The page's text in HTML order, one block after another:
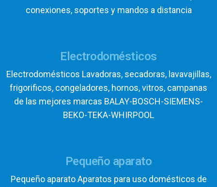
conexiones, soportes y mandos a distancia
Electrodomésticos
Electrodomésticos Lavadoras, secadoras, lavavajillas,
frigorificos, congeladores, hornos, vitros, campanas
de las mejores marcas BALAY-BOSCH-SIEMENS-
BEKO-TEKA-WHIRPOOL
Pequeño aparato
Pequeño aparato Aparatos para uso domésticos de